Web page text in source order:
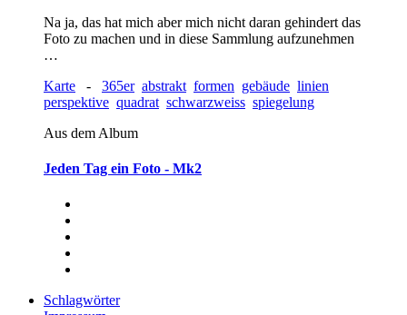
Na ja, das hat mich aber mich nicht daran gehindert das
Foto zu machen und in diese Sammlung aufzunehmen
…
Karte - 365er abstrakt formen gebäude linien
perspektive quadrat schwarzweiss spiegelung
Aus dem Album
Jeden Tag ein Foto - Mk2
Schlagwörter